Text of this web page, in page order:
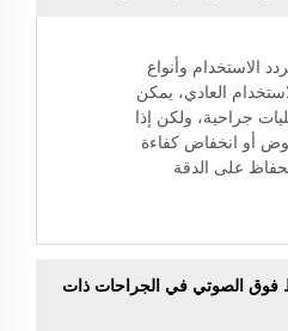
الاستخدام وأنواع
العادي، يمكن
جراحية، ولكن إذا
أو انخفاض كفاءة
على الدقة
الصوتي في الجراحات ذات